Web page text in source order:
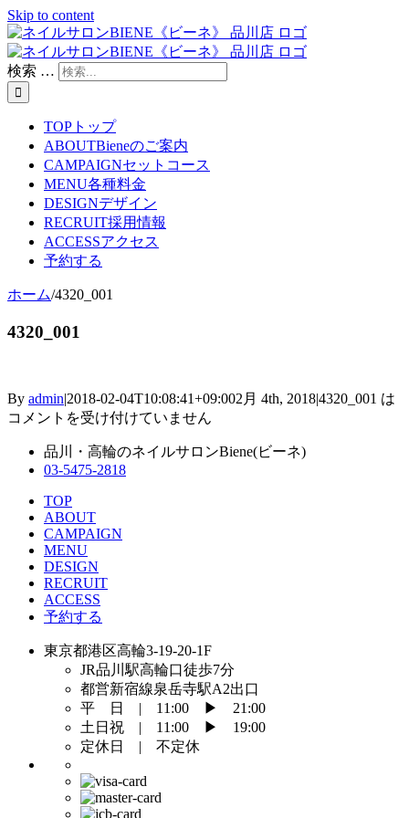
Skip to content
検索 …
TOP トップ
ABOUTBieneのご案内
CAMPAIGNセットコース
MENU各種料金
DESIGNデザイン
RECRUIT採用情報
ACCESSアクセス
予約する
ホーム/4320_001
4320_001
By admin|2018-02-04T10:08:41+09:002月 4th, 2018|4320_001 は
コメントを受け付けていません
品川・高輪のネイルサロンBiene(ビーネ)
03-5475-2818
TOP
ABOUT
CAMPAIGN
MENU
DESIGN
RECRUIT
ACCESS
予約する
東京都港区高輪3-19-20-1F
JR品川駅高輪口徒歩7分
都営新宿線泉岳寺駅A2出口
平 日 | 11:00 ▶︎ 21:00
土日祝 | 11:00 ▶︎ 19:00
定休日 | 不定休